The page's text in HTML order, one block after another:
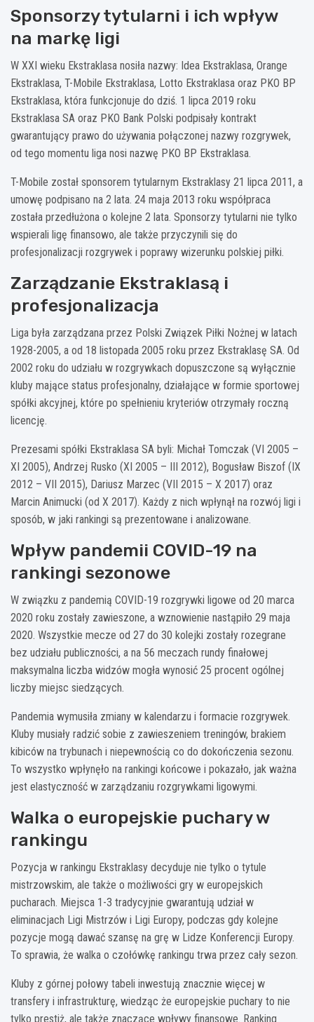
Sponsorzy tytularni i ich wpływ
na markę ligi
W XXI wieku Ekstraklasa nosiła nazwy: Idea Ekstraklasa, Orange
Ekstraklasa, T-Mobile Ekstraklasa, Lotto Ekstraklasa oraz PKO BP
Ekstraklasa, która funkcjonuje do dziś. 1 lipca 2019 roku
Ekstraklasa SA oraz PKO Bank Polski podpisały kontrakt
gwarantujący prawo do używania połączonej nazwy rozgrywek,
od tego momentu liga nosi nazwę PKO BP Ekstraklasa.
T-Mobile został sponsorem tytularnym Ekstraklasy 21 lipca 2011, a
umowę podpisano na 2 lata. 24 maja 2013 roku współpraca
została przedłużona o kolejne 2 lata. Sponsorzy tytularni nie tylko
wspierali ligę finansowo, ale także przyczynili się do
profesjonalizacji rozgrywek i poprawy wizerunku polskiej piłki.
Zarządzanie Ekstraklasą i
profesjonalizacja
Liga była zarządzana przez Polski Związek Piłki Nożnej w latach
1928-2005, a od 18 listopada 2005 roku przez Ekstraklasę SA. Od
2002 roku do udziału w rozgrywkach dopuszczone są wyłącznie
kluby mające status profesjonalny, działające w formie sportowej
spółki akcyjnej, które po spełnieniu kryteriów otrzymały roczną
licencję.
Prezesami spółki Ekstraklasa SA byli: Michał Tomczak (VI 2005 –
XI 2005), Andrzej Rusko (XI 2005 – III 2012), Bogusław Biszof (IX
2012 – VII 2015), Dariusz Marzec (VII 2015 – X 2017) oraz
Marcin Animucki (od X 2017). Każdy z nich wpłynął na rozwój ligi i
sposób, w jaki rankingi są prezentowane i analizowane.
Wpływ pandemii COVID-19 na
rankingi sezonowe
W związku z pandemią COVID-19 rozgrywki ligowe od 20 marca
2020 roku zostały zawieszone, a wznowienie nastąpiło 29 maja
2020. Wszystkie mecze od 27 do 30 kolejki zostały rozegrane
bez udziału publiczności, a na 56 meczach rundy finałowej
maksymalna liczba widzów mogła wynosić 25 procent ogólnej
liczby miejsc siedzących.
Pandemia wymusiła zmiany w kalendarzu i formacie rozgrywek.
Kluby musiały radzić sobie z zawieszeniem treningów, brakiem
kibiców na trybunach i niepewnością co do dokończenia sezonu.
To wszystko wpłynęło na rankingi końcowe i pokazało, jak ważna
jest elastyczność w zarządzaniu rozgrywkami ligowymi.
Walka o europejskie puchary w
rankingu
Pozycja w rankingu Ekstraklasy decyduje nie tylko o tytule
mistrzowskim, ale także o możliwości gry w europejskich
pucharach. Miejsca 1-3 tradycyjnie gwarantują udział w
eliminacjach Ligi Mistrzów i Ligi Europy, podczas gdy kolejne
pozycje mogą dawać szansę na grę w Lidze Konferencji Europy.
To sprawia, że walka o czołówkę rankingu trwa przez cały sezon.
Kluby z górnej połowy tabeli inwestują znacznie więcej w
transfery i infrastrukturę, wiedząc że europejskie puchary to nie
tylko prestiż, ale także znaczące wpływy finansowe. Ranking